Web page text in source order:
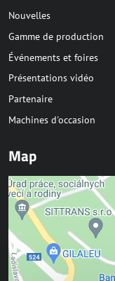
Nouvelles
Gamme de production
Événements et foires
Présentations vidéo
Partenaire
Machines d'occasion
Map